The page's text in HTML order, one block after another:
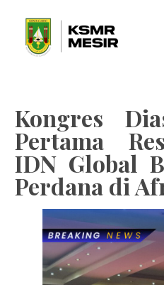
Kongres
Pertama
IDN Global
Perdana di